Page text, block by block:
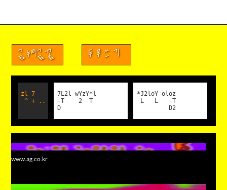
금누리글꼴 두루쓰기
zl 7
^ + ..
7L2l wYzY*l
-T 2 T
D
*J2loY oloz
L L -T
D2
www.ag.co.kr